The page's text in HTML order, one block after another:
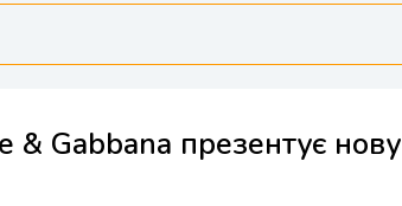
& Gabbana презентує нову